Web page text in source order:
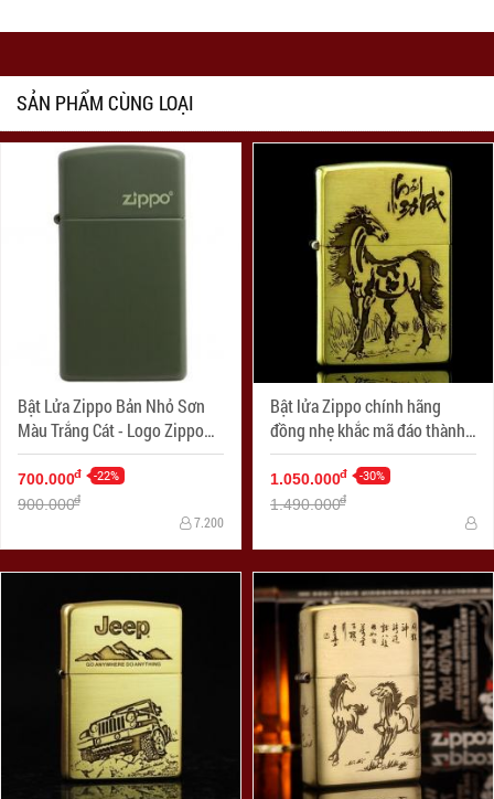
SẢN PHẨM CÙNG LOẠI
Bật Lửa Zippo Bản Nhỏ Sơn
Màu Trắng Cát - Logo Zippo
SKU 1627ZL- Zippo Slim®
Green Matte Zippo Logo
700.000đ -22%
900.000đ
7.200
Bật lửa Zippo chính hãng
đồng nhẹ khắc mã đáo thành
công
1.050.000đ -30%
1.490.000đ